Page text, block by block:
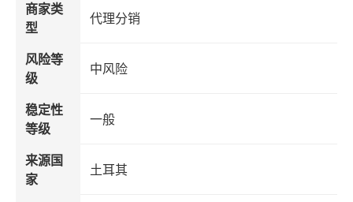
商家类
型
代理分销
风险等
级
中风险
稳定性
等级
一般
来源国
家
土耳其